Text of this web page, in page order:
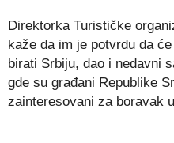
Direktorka Turističke
kaže da im je potvrdu da
birati Srbiju, dao i nedavni
gde su građani Republike
zainteresovani za boravak